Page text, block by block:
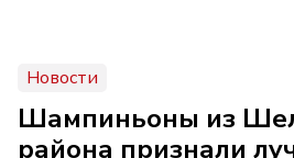
Новости
Шампиньоны из
района признали